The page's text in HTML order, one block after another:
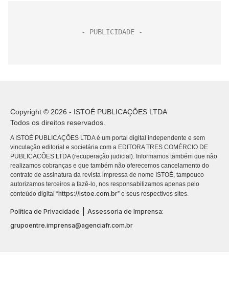
Copyright © 2026 - ISTOÉ PUBLICAÇÕES LTDA
Todos os direitos reservados.
A ISTOÉ PUBLICAÇÕES LTDA é um portal digital independente e sem
vinculação editorial e societária com a EDITORA TRES COMÉRCIO DE
PUBLICACÕES LTDA (recuperação judicial). Informamos também que não
realizamos cobranças e que também não oferecemos cancelamento do
contrato de assinatura da revista impressa de nome ISTOÉ, tampouco
autorizamos terceiros a fazê-lo, nos responsabilizamos apenas pelo
conteúdo digital “https://istoe.com.br” e seus respectivos sites.
Política de Privacidade
Assessoria de Imprensa:
grupoentre.imprensa@agenciafr.com.br